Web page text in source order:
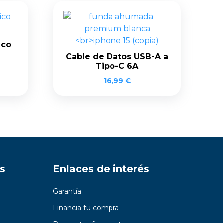
Cable de Datos USB-A a
Tipo-C 6A
16,99 €
Enlaces de interés
Garantía
Financia tu compra